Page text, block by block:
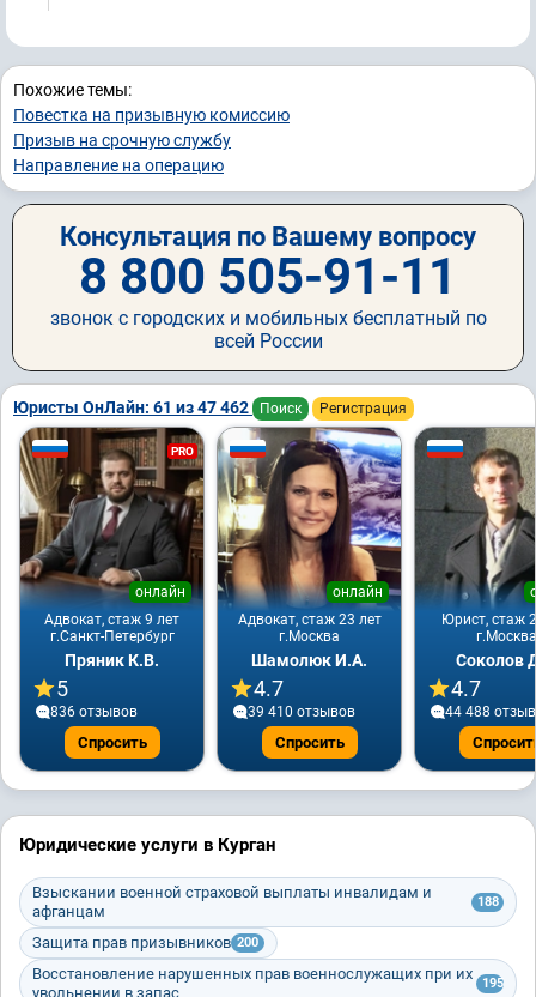
Похожие темы:
Повестка на призывную комиссию
Призыв на срочную службу
Направление на операцию
Консультация по Вашему вопросу
8 800 505-91-11
звонок с городских и мобильных бесплатный по
всей России
Юристы ОнЛайн: 61 из 47 462 Поиск Регистрация
PRO
Адвокат, стаж 9 лет
онлайн
г.Санкт-Петербург
Пряник К.В.
5
836 отзывов
Спросить
Адвокат, стаж 23 лет
онлайн
г.Москва
Шамолюк И.А.
4.7
39 410 отзывов
Спросить
Юрист, стаж
г.Москва
Соколов
4.7
44 488
Юридические услуги в Курган
Взыскании военной страховой выплаты инвалидам и
афганцам
188
Защита прав призывников 200
Восстановление нарушенных прав военнослужащих при их
увольнении в запас
195